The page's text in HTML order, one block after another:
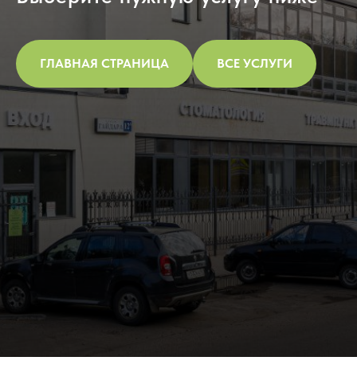
ГЛАВНАЯ СТРАНИЦА ВСЕ УСЛУГИ